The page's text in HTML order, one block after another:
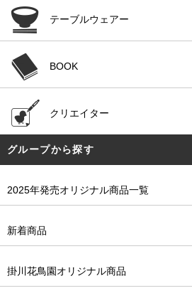
テーブルウェアー
BOOK
クリエイター
グループから探す
2025年発売オリジナル商品一覧
新着商品
掛川花鳥園オリジナル商品